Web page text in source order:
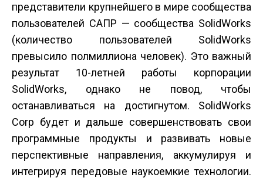
представители крупнейшего в мире сообщества
пользователей САПР — сообщества SolidWorks
(количество пользователей SolidWorks
превысило полмиллиона человек). Это важный
результат 10-летней работы корпорации
SolidWorks, однако не повод, чтобы
останавливаться на достигнутом. SolidWorks
Corp будет и дальше совершенствовать свои
программные продукты и развивать новые
перспективные направления, аккумулируя и
интегрируя передовые наукоемкие технологии.